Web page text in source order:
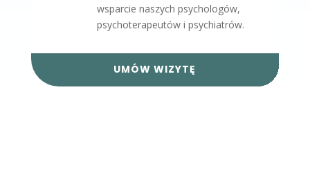
wsparcie naszych psychologów,
psychoterapeutów i psychiatrów.
UMÓW WIZYTĘ